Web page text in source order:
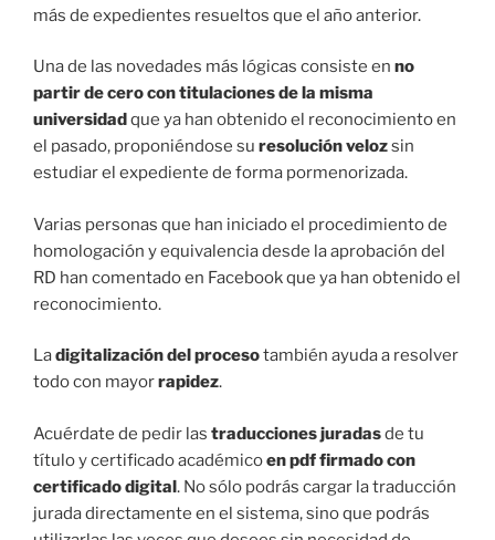
más de expedientes resueltos que el año anterior.
Una de las novedades más lógicas consiste en no
partir de cero con titulaciones de la misma
universidadque ya han obtenido el reconocimiento en
el pasado, proponiéndose su resolución velozsin
estudiar el expediente de forma pormenorizada.
Varias personas que han iniciado el procedimiento de
homologación y equivalencia desde la aprobación del
RD han comentado en Facebook que ya han obtenido el
reconocimiento.
Ladigitalización del procesotambién ayuda a resolver
todo con mayorrapidez.
Acuérdate de pedir las traducciones juradasde tu
título y certificado académicoen pdf firmado con
certificado digital. No sólo podrás cargar la traducción
jurada directamente en el sistema, sino que podrás